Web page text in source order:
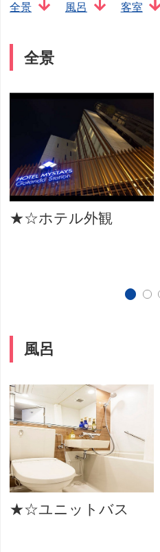
全景 風呂 客室
全景
★☆ホテル外観
風呂
★☆ユニットバス